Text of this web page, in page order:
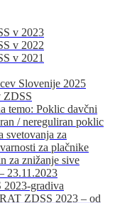
v 2023
v 2022
v 2021
Slovenije 2025
ZDSS
temo: Poklic davčni
/ nereguliran poklic
svetovanja za
za plačnike
za znižanje sive
23.11.2023
gradiva
ZDSS 2023 – od